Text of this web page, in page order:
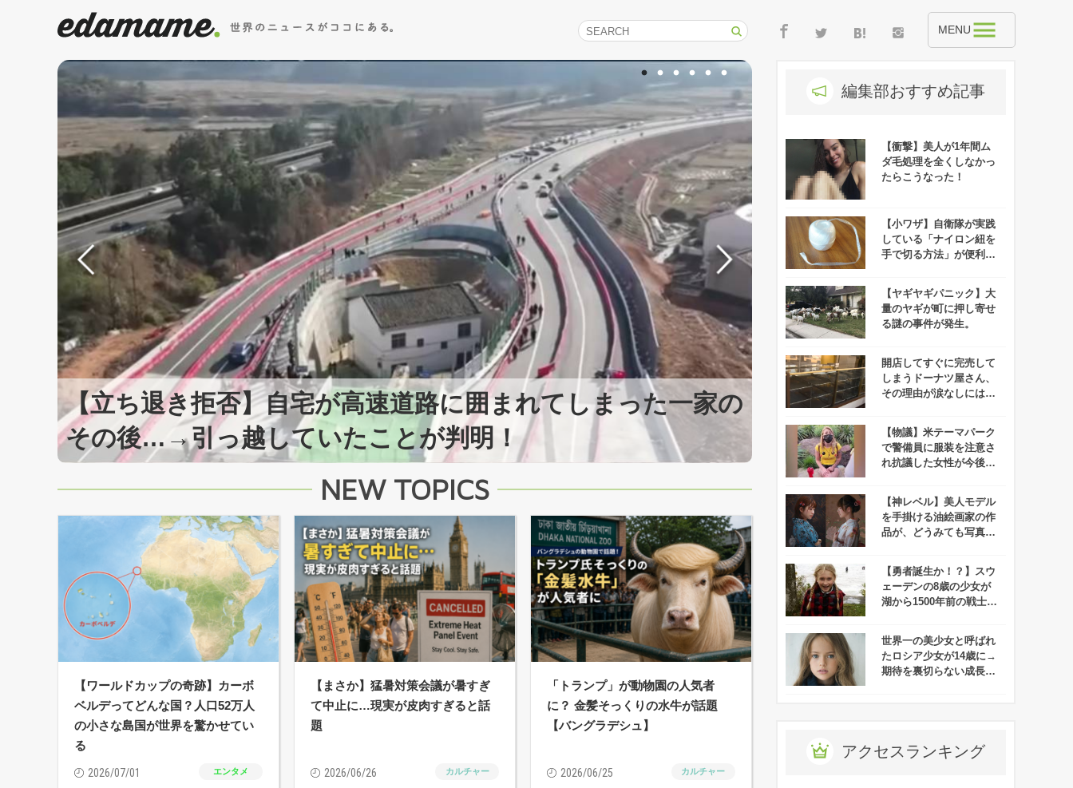
MENU
【立ち退き拒否】自宅が高速道路に囲まれてしまった一家の
その後…→引っ越していたことが判明！
【なぜそれを選んだ】テ
装でやってきた人物に叱責
NEW TOPICS
【ワールドカップの奇跡】カーボ
ベルデってどんな国？人口52万人
の小さな島国が世界を驚かせてい
る
2026/07/01 エンタメ
【まさか】猛暑対策会議が暑すぎ
て中止に…現実が皮肉すぎると話
題
2026/06/26 カルチャー
「トランプ」が動物園の人気者
に？ 金髪そっくりの水牛が話題
【バングラデシュ】
2026/06/25 カルチャー
編集部おすすめ記事
【衝撃】美人が1年間ム
ダ毛処理を全くしなかっ
たらこうなった！
【小ワザ】自衛隊が実践
している「ナイロン紐を
手で切る方法」が便利で
【ヤギヤギパニック】大
量のヤギが町に押し寄せ
る謎の事件が発生。
開店してすぐに完売して
しまうドーナツ屋さん、
その理由が涙なしには聞
【物議】米テーマパーク
で警備員に服装を注意さ
れ抗議した女性が今後5
【神レベル】美人モデル
を手掛ける油絵画家の作
品が、どうみても写真に
【勇者誕生か！？】スウ
ェーデンの8歳の少女が
湖から1500年前の戦士の
世界一の美少女と呼ばれ
たロシア少女が14歳に→
期待を裏切らない成長ぶ
アクセスランキング